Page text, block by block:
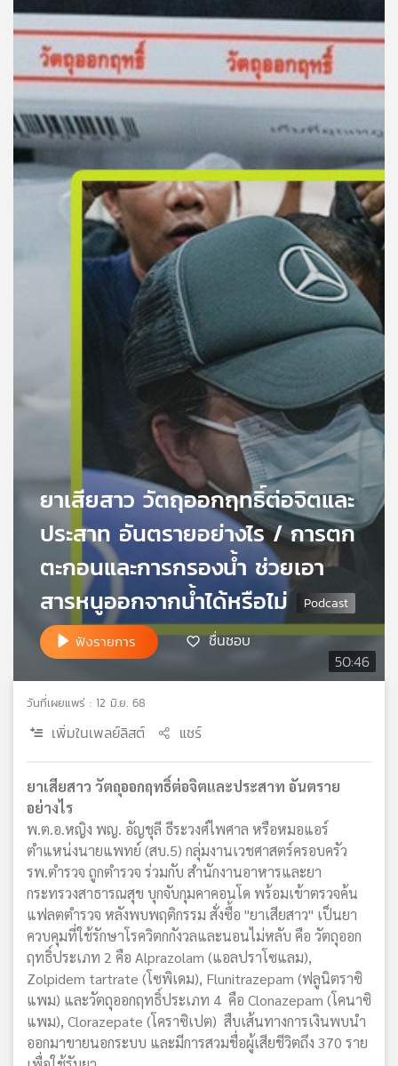
บทความ
ข่าว
และ
กิจกรรม
เกี่ยว
เอส
แผนที่
เครือ
50:46
ยาเสียสาว วัตถุออกฤทธิ์ต่อจิตและ
ประสาท อันตรายอย่างไร / การตก
ตะกอนและการกรองน้ำ ช่วยเอา
สารหนูออกจากน้ำได้หรือไม่
ฟังรายการ ชื่นชอบ
วันที่เผยแพร่ : 12 มิ.ย. 68
เพิ่มในเพลย์ลิสต์ แชร์
ยาเสียสาว วัตถุออกฤทธิ์ต่อจิตและประสาท อันตราย
อย่างไร
พ.ต.อ.หญิง พญ. อัญชุลี ธีระวงศ์ไพศาล หรือหมอแอร์
ตำแหน่งนายแพทย์ (สบ.5) กลุ่มงานเวชศาสตร์ครอบครัว
รพ.ตำรวจ ถูกตำรวจ ร่วมกับ สำนักงานอาหารและยา
กระทรวงสาธารณสุข บุกจับกุมคาคอนโด พร้อมเข้าตรวจค้น
แฟลตตำรวจ หลังพบพฤติกรรม สั่งซื้อ "ยาเสียสาว" เป็นยา
ควบคุมที่ใช้รักษาโรควิตกกังวลและนอนไม่หลับ คือ วัตถุออก
ฤทธิ์ประเภท 2 คือ Alprazolam (แอลปราโซแลม),
Zolpidem tartrate (โซพิเดม), Flunitrazepam (ฟลูนิตราซิ
แพม) และวัตถุออกฤทธิ์ประเภท 4 คือ Clonazepam (โคนาซิ
แพม), Clorazepate (โคราซิเปต) สืบเส้นทางการเงินพบนำ
ออกมาขายนอกระบบ และมีการสวมชื่อผู้เสียชีวิตถึง 370 ราย